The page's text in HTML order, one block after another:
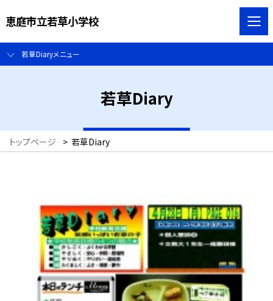
恵庭市立若草小学校
若草Diaryメニュー
若草Diary
トップページ > 若草Diary